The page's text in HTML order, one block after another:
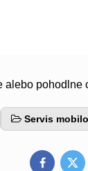
alebo pohodlne
Servis
Facebook